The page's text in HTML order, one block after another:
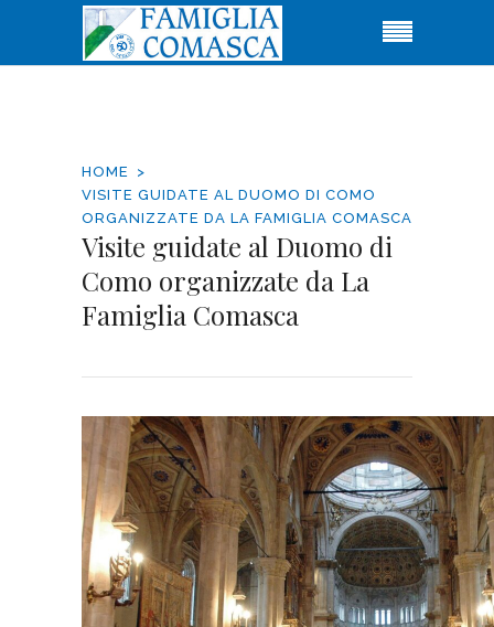
HOME
VISITE GUIDATE AL DUOMO DI COMO
ORGANIZZATE DA LA FAMIGLIA COMASCA
Visite guidate al Duomo di
Como organizzate da La
Famiglia Comasca